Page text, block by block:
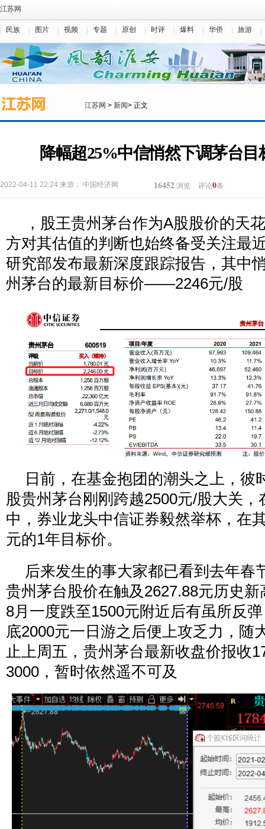
江苏网
民族 图片 视频 专题 原创 时评 爆料 华侨 旅游
江苏网 > 新闻> 正文
降幅超25%中信悄然下调茅台目
2022-04-11 22:24 来源： 中国经济网 16452 浏览 评论0条
，股王贵州茅台作为A股股价的天
方对其估值的判断也始终备受关注最
研究部发布最新深度跟踪报告，其中
州茅台的最新目标价——2246元/股
日前，在基金抱团的潮头之上，彼
股贵州茅台刚刚跨越2500元/股大关
中，券业龙头中信证券毅然举杯，在
元的1年目标价。
后来发生的事大家都已看到去年春
贵州茅台股价在触及2627.88元历史
8月一度跌至1500元附近后有虽所反
底2000元一日游之后便上攻乏力，随
止上周五，贵州茅台最新收盘价报收
3000，暂时依然遥不可及